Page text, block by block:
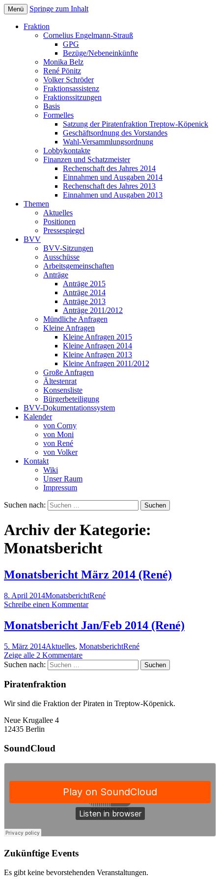
Piratenfraktion
Treptow-Köpenick
Menü Springe zum Inhalt
Fraktion
Cornelius Engelmann-Strauß
GPG
Bezüge/Nebeneinkünfte
Monika Belz
René Pönitz
Volker Schröder
Fraktionsassistenz
Fraktionssitzungen
Basis
Formelles
Satzung der Piratenfraktion Treptow-Köpenick
Geschäftsordnung des Vorstandes
Wahl-Versammlungsordnung
Lobbykontakte
Finanzen und Schatzmeister
Rechenschaft des Jahres 2014
Einnahmen und Ausgaben 2014
Rechenschaft des Jahres 2013
Einnahmen und Ausgaben 2013
Themen
Aktuelles
Positionen
Pressespiegel
BVV
BVV-Sitzungen
Ausschüsse
Arbeitsgemeinschaften
Anträge
Anträge 2015
Anträge 2014
Anträge 2013
Anträge 2011/2012
Mündliche Anfragen
Kleine Anfragen
Kleine Anfragen 2015
Kleine Anfragen 2014
Kleine Anfragen 2013
Kleine Anfragen 2011/2012
Große Anfragen
Ältestenrat
Konsensliste
Bürgerbeteiligung
BVV-Dokumentationssystem
Kalender
von Corny
von Moni
von René
von Volker
Kontakt
Wiki
Unser Raum
Impressum
Suchen nach:
Archiv der Kategorie:
Monatsbericht
Monatsbericht März 2014 (René)
8. April 2014MonatsberichtRené
Schreibe einen Kommentar
Monatsbericht Jan/Feb 2014 (René)
5. März 2014Aktuelles, MonatsberichtRené
Zeige alle 2 Kommentare
Suchen nach:
Piratenfraktion
Wir sind die Fraktion der Piraten in Treptow-Köpenick.
Neue Krugallee 4
12435 Berlin
SoundCloud
Zukünftige Events
Es gibt keine bevorstehenden Veranstaltungen.